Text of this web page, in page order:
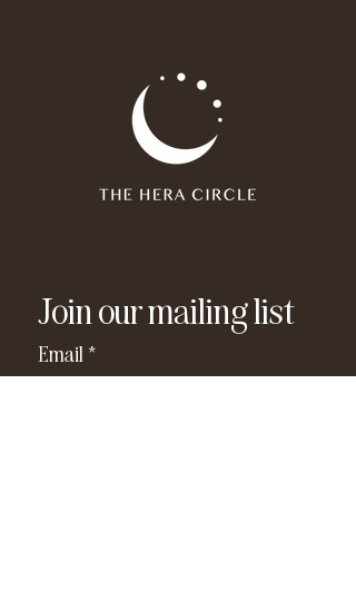
Join our mailing list
Email *